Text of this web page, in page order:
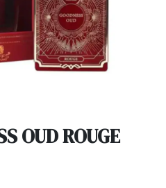
OUD ROUGE